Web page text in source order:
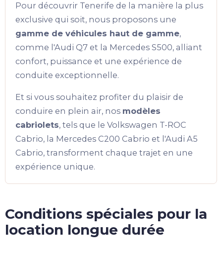
Pour découvrir Tenerife de la manière la plus
exclusive qui soit, nous proposons une
gamme de véhicules haut de gamme,
comme l'Audi Q7 et la Mercedes S500, alliant
confort, puissance et une expérience de
conduite exceptionnelle.
Et si vous souhaitez profiter du plaisir de
conduire en plein air, nos modèles
cabriolets, tels que le Volkswagen T-ROC
Cabrio, la Mercedes C200 Cabrio et l'Audi A5
Cabrio, transforment chaque trajet en une
expérience unique.
Conditions spéciales pour la
location longue durée